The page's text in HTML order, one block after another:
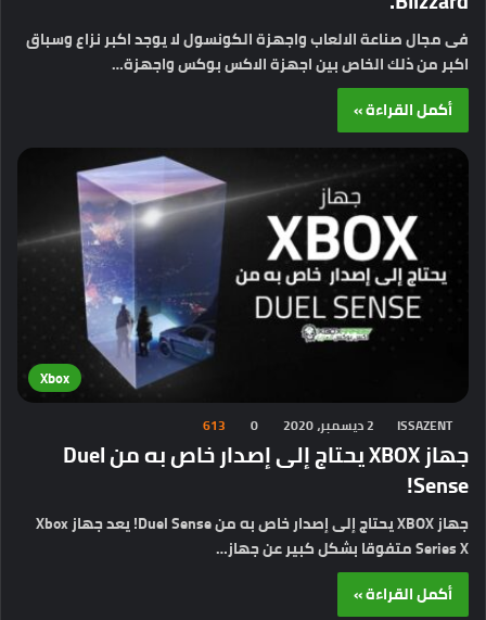
فى مجال صناعة الالعاب واجهزة الكونسول لا يوجد اكبر نزاع وسباق
اكبر من ذلك الخاص بين اجهزة الاكس بوكس واجهزة…
أكمل القراءة »
Xbox
ISSAZENT 2 ديسمبر، 2020 0
613
جهاز XBOX يحتاج إلى إصدار خاص به من Duel
Sense!
جهاز XBOX يحتاج إلى إصدار خاص به من Duel Sense! يعد جهاز Xbox
Series X متفوقا بشكل كبير عن جهاز…
أكمل القراءة »